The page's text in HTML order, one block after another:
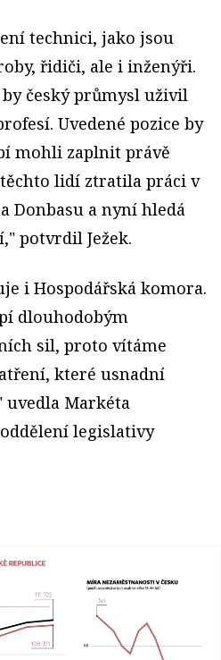
technici, jako jsou
řidiči, ale i inženýři.
český průmysl uživil
Uvedené pozice by
mohli zaplnit právě
lidí ztratila práci v
Donbasu a nyní hledá
potvrdil Ježek.
i Hospodářská komora.
dlouhodobým
sil, proto vítáme
které usnadní
uvedla Markéta
legislativy